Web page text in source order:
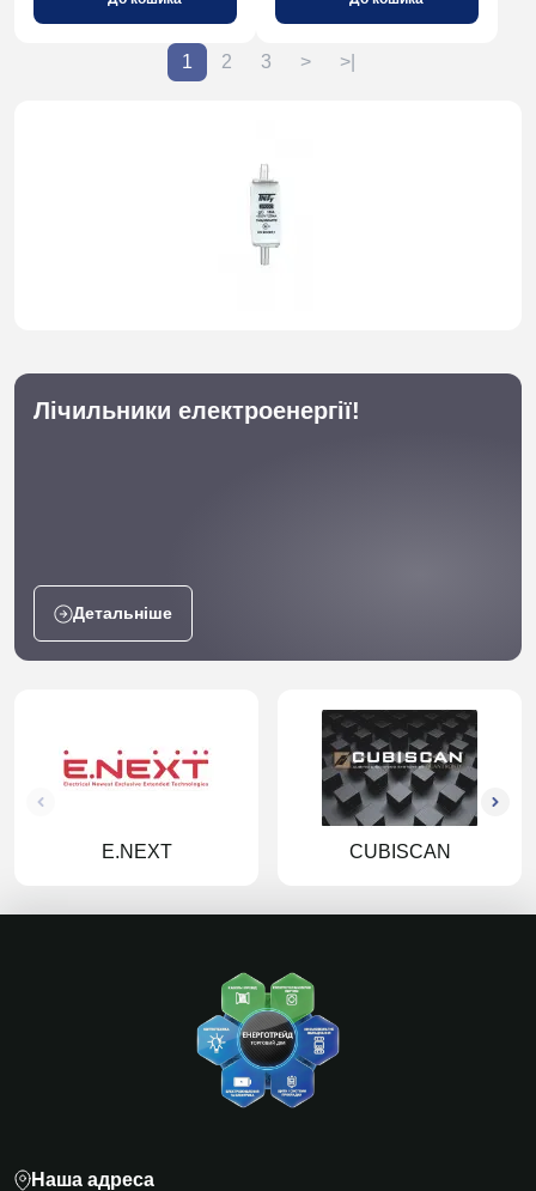
1 2 3 > >|
Лічильники електроенергії!
Детальніше
E.NEXT CUBISCAN
Наша адреса